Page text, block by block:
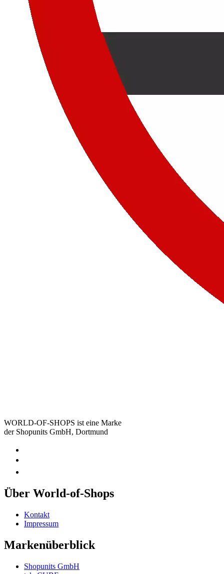
WORLD-OF-SHOPS ist eine Marke
der Shopunits GmbH, Dortmund
Über World-of-Shops
Kontakt
Impressum
Markenüberblick
Shopunits GmbH